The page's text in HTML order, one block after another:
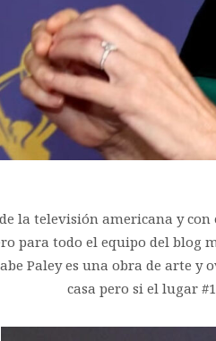
la televisión americana y
para todo el equipo del blog
Paley es una obra de arte
casa pero si el lugar